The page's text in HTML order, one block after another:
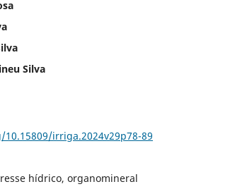
Silva
irriga.2024v29p78-89
hídrico, organomineral